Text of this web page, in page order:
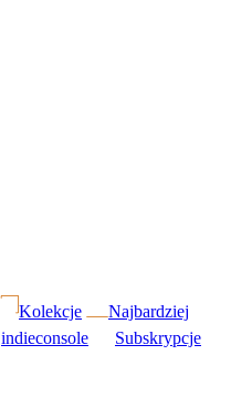
Kolekcje
Najbardziej
indieconsole Subskrypcje